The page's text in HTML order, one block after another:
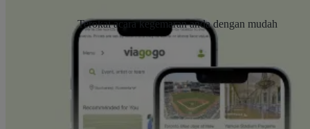
Terokai acara kegemaran anda dengan mudah